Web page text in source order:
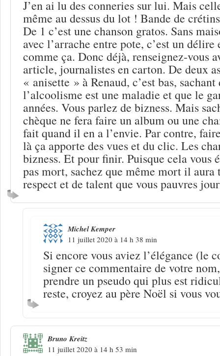
J’en ai lu des conneries sur lui. Mais
même au dessus du lot ! Bande de
De 1 c’est une chanson gratos. Sans
avec l’arrache entre pote, c’est un délire
comme ça. Donc déjà, renseignez-vous
article, journalistes en carton. De deux
« anisette » à Renaud, c’est bas, sachant
l’alcoolisme est une maladie et que le
années. Vous parlez de bizness. Mais
chèque ne fera faire un album ou une
fait quand il en a l’envie. Par contre,
là ça apporte des vues et du clic. Les
bizness. Et pour finir. Puisque cela vous
pas mort, sachez que même mort il aura
respect et de talent que vous pauvres
Michel Kemper
11 juillet 2020 à 14 h 38 min
Si encore vous aviez l’élégance (le
signer ce commentaire de votre
prendre un pseudo qui plus est
reste, croyez au père Noël si vous
Bruno Kreitz
11 juillet 2020 à 14 h 53 min